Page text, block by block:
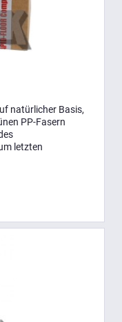
natürlicher Basis,
PP-Fasern
letzten